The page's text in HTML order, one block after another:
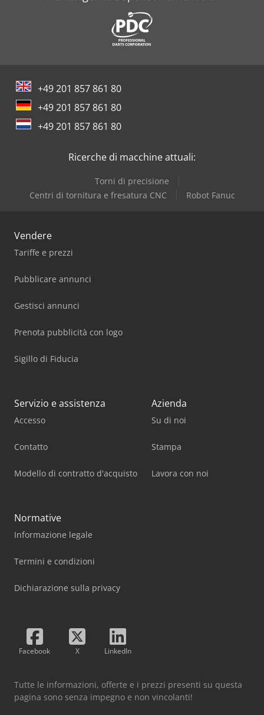
+49 201 857 861 80
+49 201 857 861 80
+49 201 857 861 80
Ricerche di macchine attuali:
Torni di precisione
Centri di tornitura e fresatura CNC
Robot Fanuc
Vendere
Tariffe e prezzi
Pubblicare annunci
Gestisci annunci
Prenota pubblicità con logo
Sigillo di Fiducia
Servizio e assistenza
Accesso
Contatto
Modello di contratto d'acquisto
Azienda
Su di noi
Stampa
Lavora con noi
Normative
Informazione legale
Termini e condizioni
Dichiarazione sulla privacy
Facebook X LinkedIn
Tutte le informazioni, offerte e i prezzi presenti su questa
pagina sono senza impegno e non vincolanti!